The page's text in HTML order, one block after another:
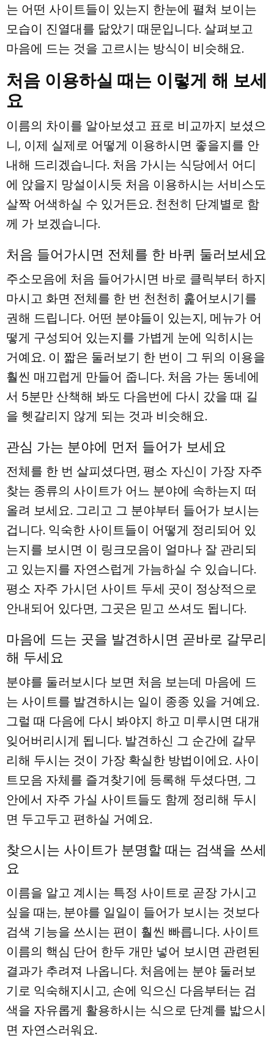
는 어떤 사이트들이 있는지 한눈에 펼쳐 보이는
모습이 진열대를 닮았기 때문입니다. 살펴보고
마음에 드는 것을 고르시는 방식이 비슷해요.
처음 이용하실 때는 이렇게 해 보세
요
이름의 차이를 알아보셨고 표로 비교까지 보셨으
니, 이제 실제로 어떻게 이용하시면 좋을지를 안
내해 드리겠습니다. 처음 가시는 식당에서 어디
에 앉을지 망설이시듯 처음 이용하시는 서비스도
살짝 어색하실 수 있거든요. 천천히 단계별로 함
께 가 보겠습니다.
처음 들어가시면 전체를 한 바퀴 둘러보세요
주소모음에 처음 들어가시면 바로 클릭부터 하지
마시고 화면 전체를 한 번 천천히 훑어보시기를
권해 드립니다. 어떤 분야들이 있는지, 메뉴가 어
떻게 구성되어 있는지를 가볍게 눈에 익히시는
거예요. 이 짧은 둘러보기 한 번이 그 뒤의 이용을
훨씬 매끄럽게 만들어 줍니다. 처음 가는 동네에
서 5분만 산책해 봐도 다음번에 다시 갔을 때 길
을 헷갈리지 않게 되는 것과 비슷해요.
관심 가는 분야에 먼저 들어가 보세요
전체를 한 번 살피셨다면, 평소 자신이 가장 자주
찾는 종류의 사이트가 어느 분야에 속하는지 떠
올려 보세요. 그리고 그 분야부터 들어가 보시는
겁니다. 익숙한 사이트들이 어떻게 정리되어 있
는지를 보시면 이 링크모음이 얼마나 잘 관리되
고 있는지를 자연스럽게 가늠하실 수 있습니다.
평소 자주 가시던 사이트 두세 곳이 정상적으로
안내되어 있다면, 그곳은 믿고 쓰셔도 됩니다.
마음에 드는 곳을 발견하시면 곧바로 갈무리
해 두세요
분야를 둘러보시다 보면 처음 보는데 마음에 드
는 사이트를 발견하시는 일이 종종 있을 거예요.
그럴 때 다음에 다시 봐야지 하고 미루시면 대개
잊어버리시게 됩니다. 발견하신 그 순간에 갈무
리해 두시는 것이 가장 확실한 방법이에요. 사이
트모음 자체를 즐겨찾기에 등록해 두셨다면, 그
안에서 자주 가실 사이트들도 함께 정리해 두시
면 두고두고 편하실 거예요.
찾으시는 사이트가 분명할 때는 검색을 쓰세
요
이름을 알고 계시는 특정 사이트로 곧장 가시고
싶을 때는, 분야를 일일이 들어가 보시는 것보다
검색 기능을 쓰시는 편이 훨씬 빠릅니다. 사이트
이름의 핵심 단어 한두 개만 넣어 보시면 관련된
결과가 추려져 나옵니다. 처음에는 분야 둘러보
기로 익숙해지시고, 손에 익으신 다음부터는 검
색을 자유롭게 활용하시는 식으로 단계를 밟으시
면 자연스러워요.